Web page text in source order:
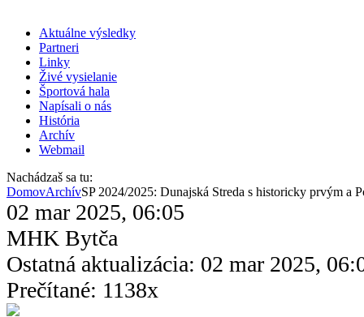
Aktuálne výsledky
Partneri
Linky
Živé vysielanie
Športová hala
Napísali o nás
História
Archív
Webmail
Nachádzaš sa tu:
DomovArchívSP 2024/2025: Dunajská Streda s historicky prvým a
02 mar 2025, 06:05
MHK Bytča
Ostatná aktualizácia: 02 mar 2025,
Prečítané: 1138x